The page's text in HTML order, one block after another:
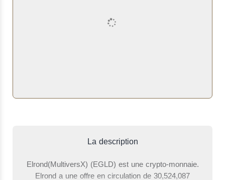
La description
Elrond(MultiversX) (EGLD) est une crypto-monnaie.
Elrond a une offre en circulation de 30,524,087